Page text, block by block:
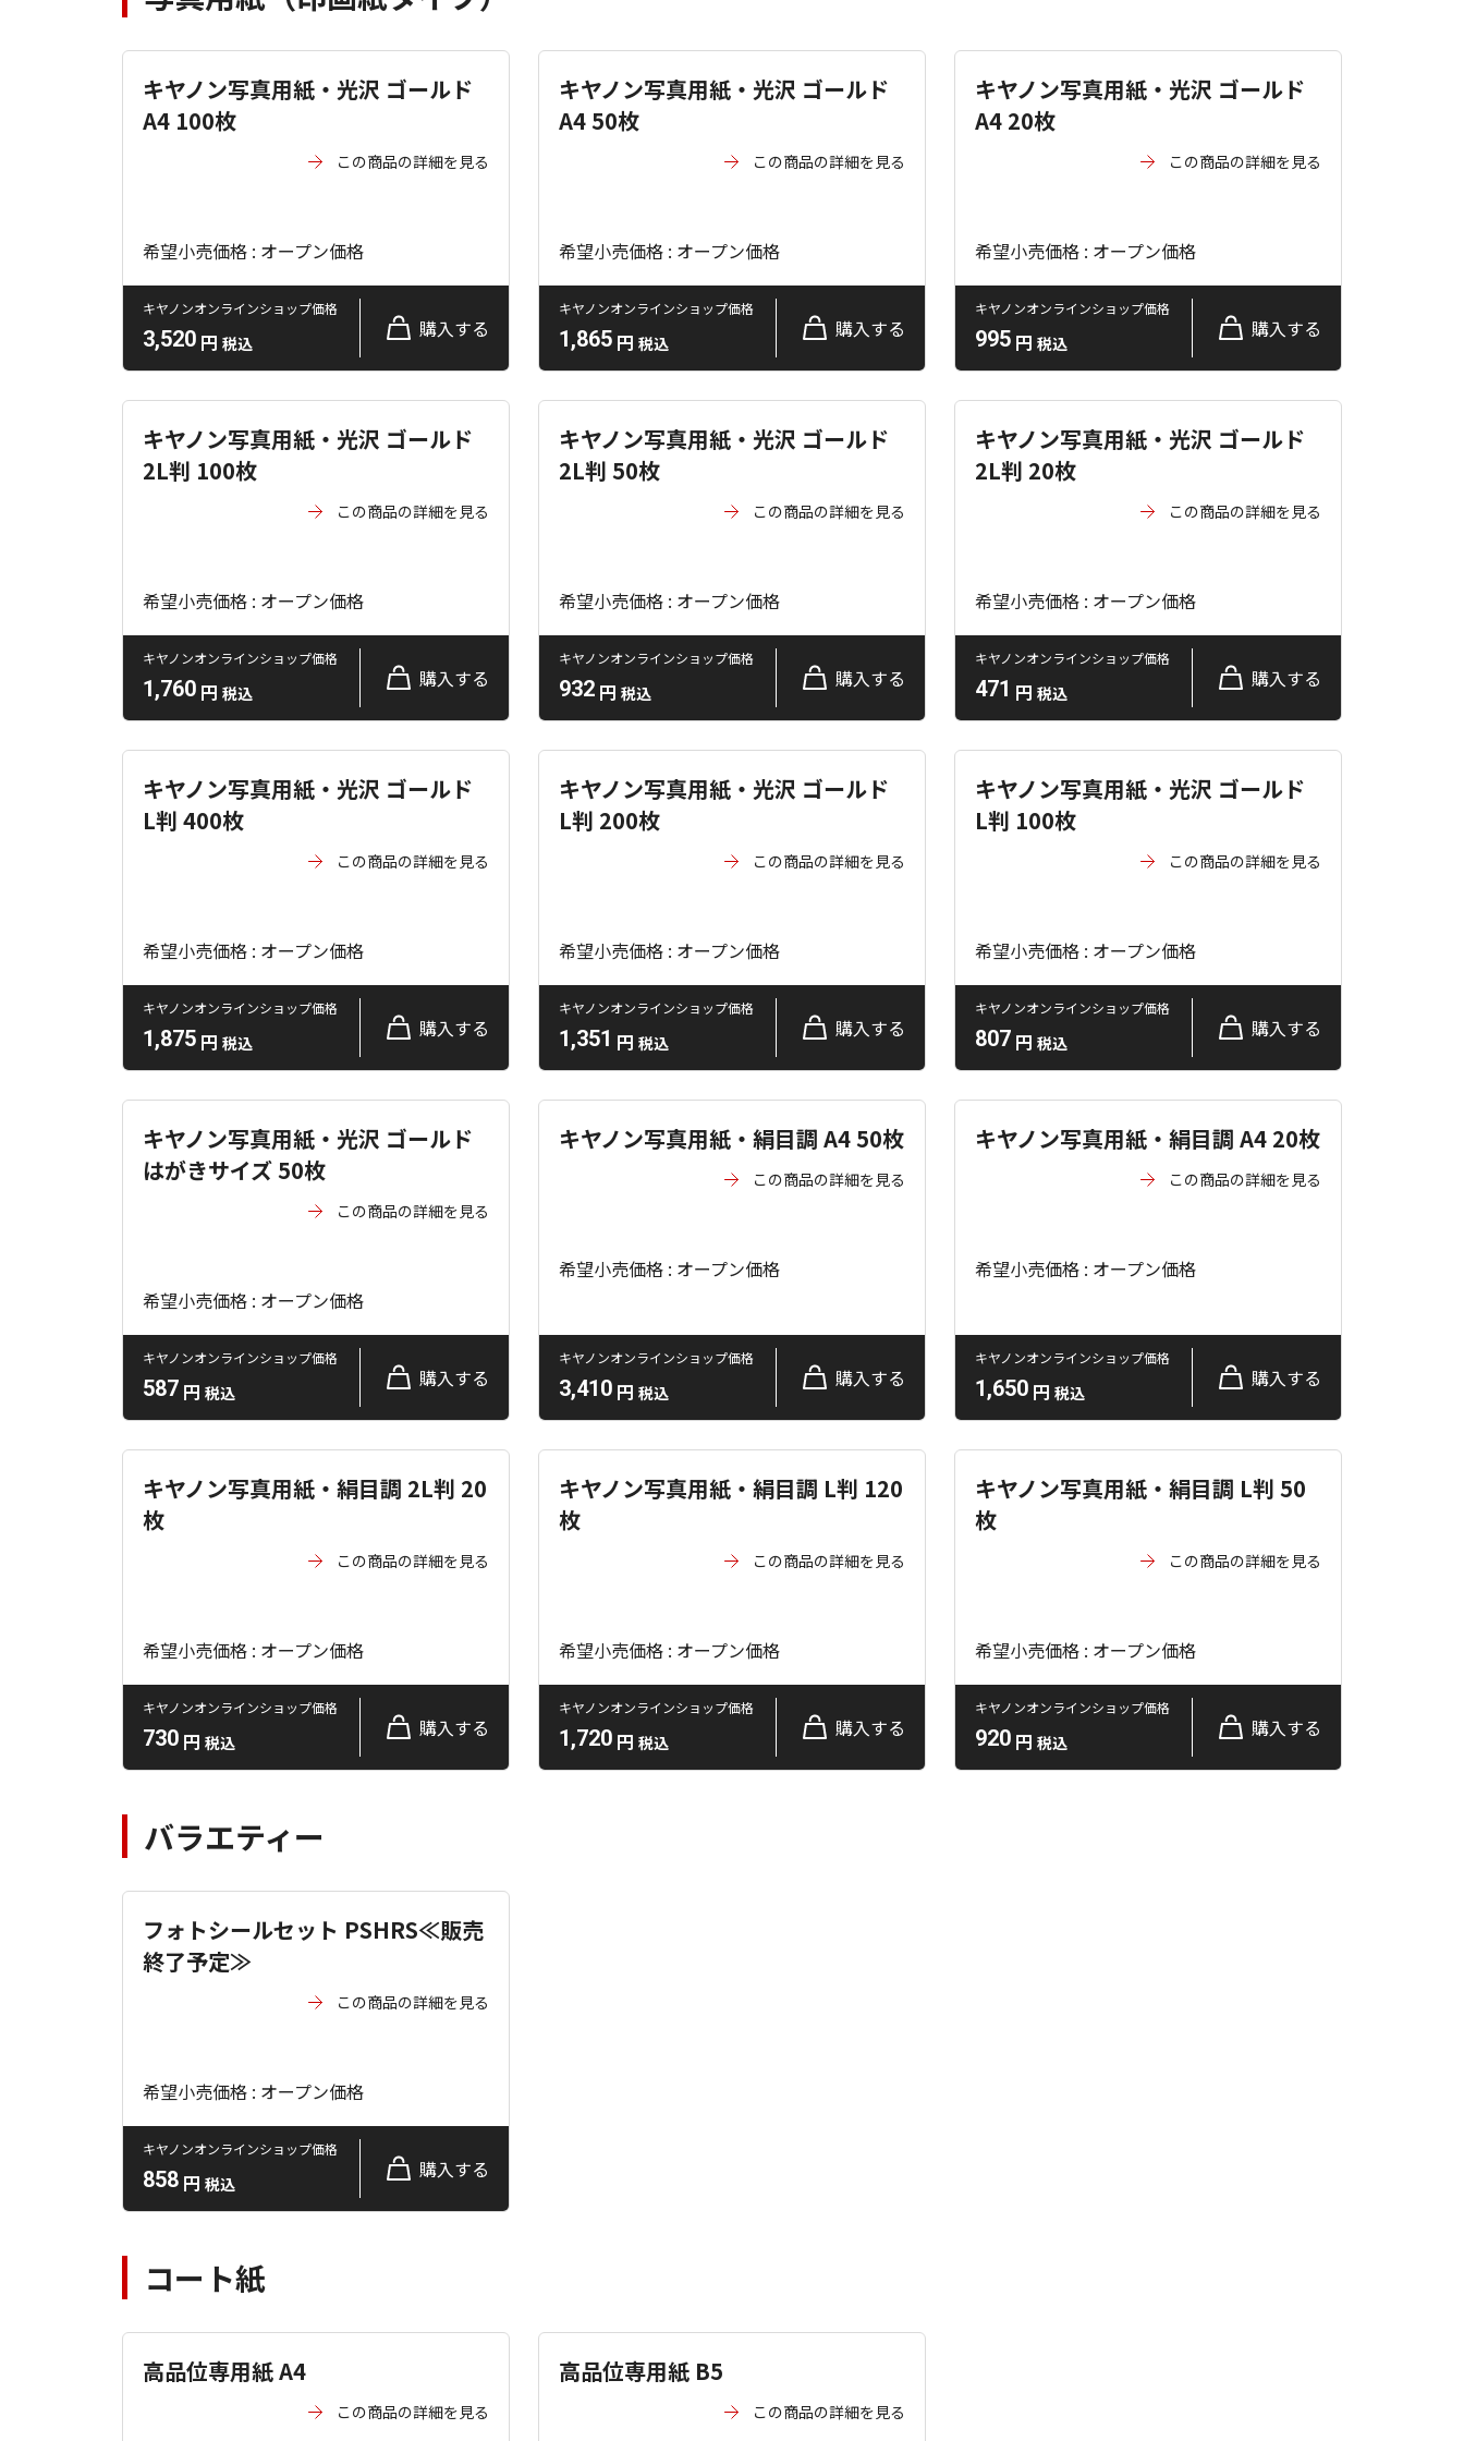
キヤノン写真用紙・光沢 ゴールド
A4 100枚
この商品の詳細を見る
希望小売価格 : オープン価格
キヤノンオンラインショップ価格
3,520 円 税込
購入する
キヤノン写真用紙・光沢 ゴールド
A4 50枚
この商品の詳細を見る
希望小売価格 : オープン価格
キヤノンオンラインショップ価格
1,865 円 税込
購入する
キヤノン写真用紙・光沢 ゴールド
A4 20枚
この商品の詳細を見る
希望小売価格 : オープン価格
キヤノンオンラインショップ価格
995 円 税込
購入する
キヤノン写真用紙・光沢 ゴールド
2L判 100枚
この商品の詳細を見る
希望小売価格 : オープン価格
キヤノンオンラインショップ価格
1,760 円 税込
購入する
キヤノン写真用紙・光沢 ゴールド
2L判 50枚
この商品の詳細を見る
希望小売価格 : オープン価格
キヤノンオンラインショップ価格
932 円 税込
購入する
キヤノン写真用紙・光沢 ゴールド
2L判 20枚
この商品の詳細を見る
希望小売価格 : オープン価格
キヤノンオンラインショップ価格
471 円 税込
購入する
キヤノン写真用紙・光沢 ゴールド
L判 400枚
この商品の詳細を見る
希望小売価格 : オープン価格
キヤノンオンラインショップ価格
1,875 円 税込
購入する
キヤノン写真用紙・光沢 ゴールド
L判 200枚
この商品の詳細を見る
希望小売価格 : オープン価格
キヤノンオンラインショップ価格
1,351 円 税込
購入する
キヤノン写真用紙・光沢 ゴールド
L判 100枚
この商品の詳細を見る
希望小売価格 : オープン価格
キヤノンオンラインショップ価格
807 円 税込
購入する
キヤノン写真用紙・光沢 ゴールド
はがきサイズ 50枚
この商品の詳細を見る
希望小売価格 : オープン価格
キヤノンオンラインショップ価格
587 円 税込
購入する
キヤノン写真用紙・絹目調 A4 50枚
この商品の詳細を見る
希望小売価格 : オープン価格
キヤノンオンラインショップ価格
3,410 円 税込
購入する
キヤノン写真用紙・絹目調 A4 20枚
この商品の詳細を見る
希望小売価格 : オープン価格
キヤノンオンラインショップ価格
1,650 円 税込
購入する
キヤノン写真用紙・絹目調 2L判 20
枚
この商品の詳細を見る
希望小売価格 : オープン価格
キヤノンオンラインショップ価格
730 円 税込
購入する
キヤノン写真用紙・絹目調 L判 120
枚
この商品の詳細を見る
希望小売価格 : オープン価格
キヤノンオンラインショップ価格
1,720 円 税込
購入する
キヤノン写真用紙・絹目調 L判 50
枚
この商品の詳細を見る
希望小売価格 : オープン価格
キヤノンオンラインショップ価格
920 円 税込
購入する
バラエティー
フォトシールセット PSHRS≪販売
終了予定≫
この商品の詳細を見る
希望小売価格 : オープン価格
キヤノンオンラインショップ価格
858 円 税込
購入する
コート紙
高品位専用紙 A4
この商品の詳細を見る
高品位専用紙 B5
この商品の詳細を見る